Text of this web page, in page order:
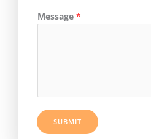
Message *
SUBMIT